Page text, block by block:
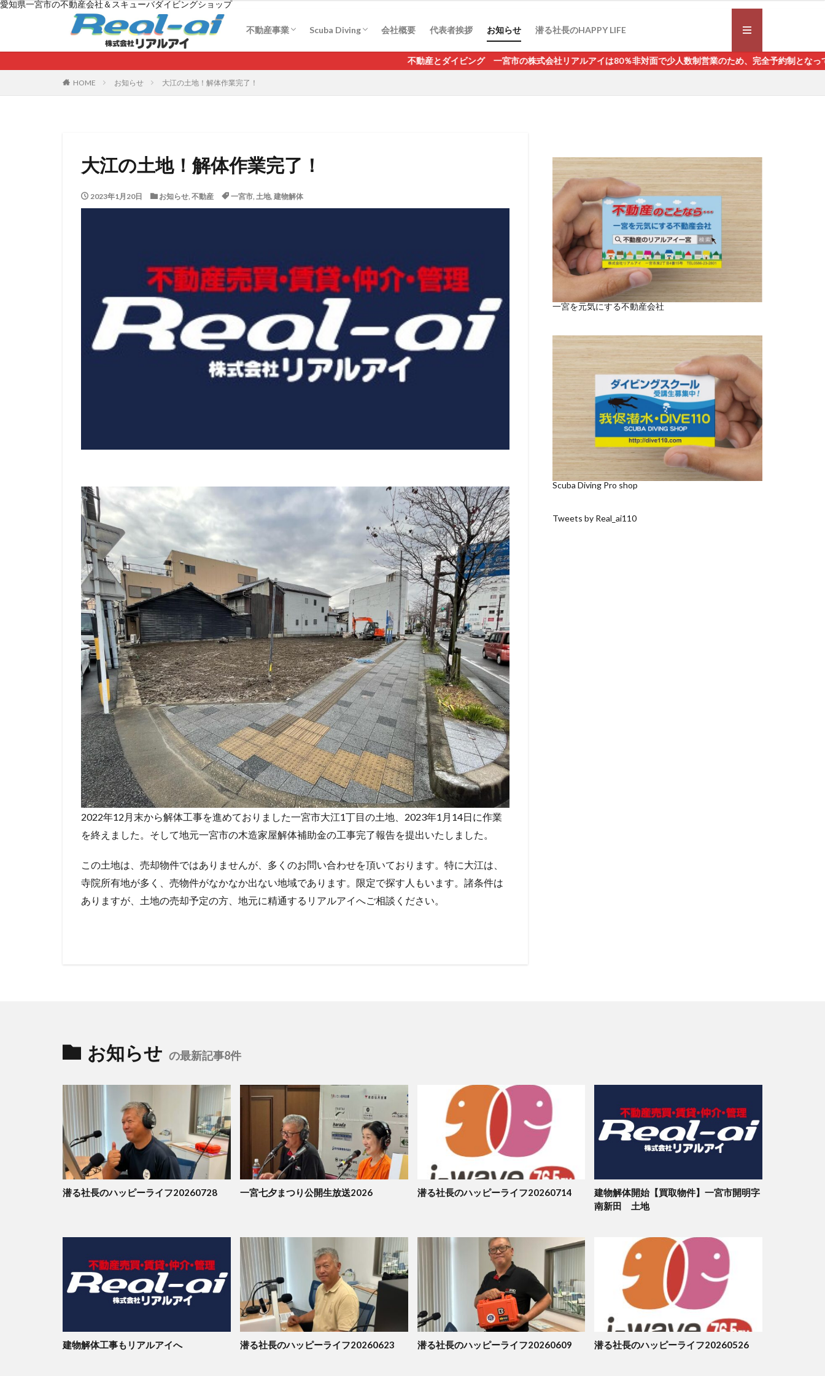
愛知県一宮市の不動産会社＆スキューバダイビングショップ
不動産事業 Scuba Diving 会社概要 代表者挨拶 お知らせ 潜る社長のHAPPY LIFE
不動産とダイビング 一宮市の株式会社リアルアイは80％非対面で少人数制営業のため、完全予約制となっております。
HOME お知らせ 大江の土地！解体作業完了！
大江の土地！解体作業完了！
2023年1月20日 お知らせ, 不動産 一宮市, 土地, 建物解体
2022年12月末から解体工事を進めておりました一宮市大江1丁目の土地、2023年1月14日に作業
を終えました。そして地元一宮市の木造家屋解体補助金の工事完了報告を提出いたしました。
この土地は、売却物件ではありませんが、多くのお問い合わせを頂いております。特に大江は、
寺院所有地が多く、売物件がなかなか出ない地域であります。限定で探す人もいます。諸条件は
ありますが、土地の売却予定の方、地元に精通するリアルアイへご相談ください。
一宮を元気にする不動産会社
Scuba Diving Pro shop
Tweets by Real_ai110
お知らせ の最新記事8件
潜る社長のハッピーライフ20260728 一宮七夕まつり公開生放送2026 潜る社長のハッピーライフ20260714
建物解体開始【買取物件】一宮市開明字
南新田 土地
建物解体工事もリアルアイへ 潜る社長のハッピーライフ20260623 潜る社長のハッピーライフ20260609 潜る社長のハッピーライフ20260526
月極駐車場管理
不動産相続
不動産売却
借地借家法問題 Real-ai scuba mico